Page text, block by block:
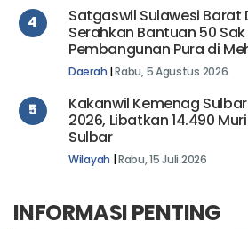
4
Satgaswil Sulawesi Barat
Serahkan Bantuan 50
Pembangunan Pura di
Daerah |Rabu, 5 Agustus 2026
5
Kakanwil Kemenag Sulbar
2026, Libatkan 14.490
Sulbar
Wilayah |Rabu, 15 Juli 2026
INFORMASI PENTING